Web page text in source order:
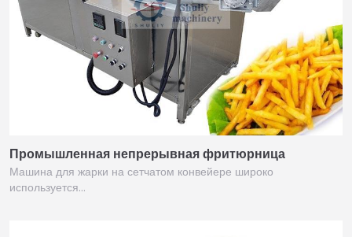
Промышленная непрерывная фритюрница
Машина для жарки на сетчатом конвейере широко
используется…